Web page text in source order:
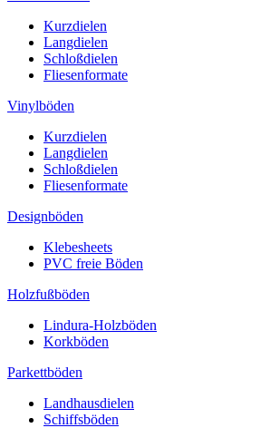
Kurzdielen
Langdielen
Schloßdielen
Fliesenformate
Vinylböden
Kurzdielen
Langdielen
Schloßdielen
Fliesenformate
Designböden
Klebesheets
PVC freie Böden
Holzfußböden
Lindura-Holzböden
Korkböden
Parkettböden
Landhausdielen
Schiffsböden